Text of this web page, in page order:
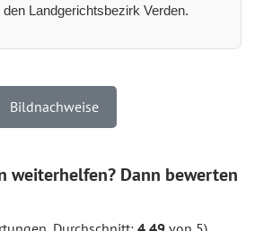
Landgerichtsbezirk Verden.
Bildnachweise
weiterhelfen? Dann bewerten